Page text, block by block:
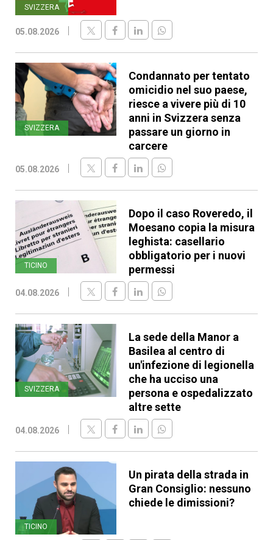
SVIZZERA
05.08.2026
SVIZZERA
Condannato per tentato
omicidio nel suo paese,
riesce a vivere più di 10
anni in Svizzera senza
passare un giorno in
carcere
05.08.2026
TICINO
Dopo il caso Roveredo, il
Moesano copia la misura
leghista: casellario
obbligatorio per i nuovi
permessi
04.08.2026
SVIZZERA
La sede della Manor a
Basilea al centro di
un'infezione di legionella
che ha ucciso una
persona e ospedalizzato
altre sette
04.08.2026
TICINO
Un pirata della strada in
Gran Consiglio: nessuno
chiede le dimissioni?